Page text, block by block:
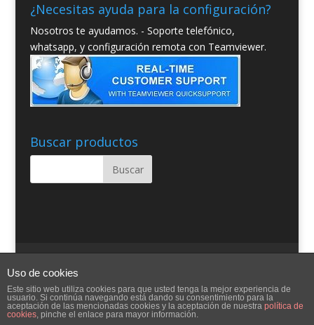
¿Necesitas ayuda para la configuración?
Nosotros te ayudamos. - Soporte telefónico,
whatsapp, y configuración remota con Teamviewer.
Buscar productos
Contacto
Uso de cookies
Este sitio web utiliza cookies para que usted tenga la mejor experiencia de
usuario. Si continúa navegando está dando su consentimiento para la
aceptación de las mencionadas cookies y la aceptación de nuestra política de
cookies, pinche el enlace para mayor información.